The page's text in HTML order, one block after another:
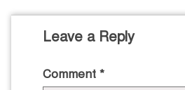
Leave a Reply
Comment *